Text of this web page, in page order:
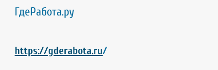
ГдеРабота.ру
https://gderabota.ru/